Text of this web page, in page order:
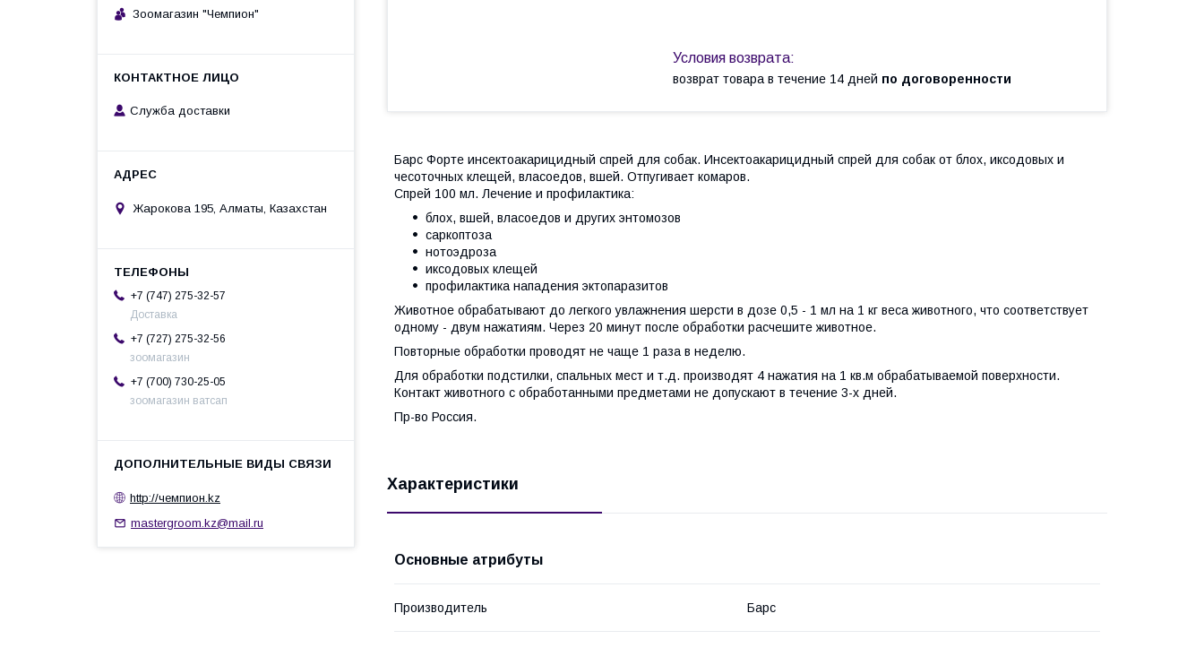
возврат товара в течение 14 дней по договоренности
Барс Форте инсектоакарицидный спрей для собак. Инсектоакарицидный спрей для собак от блох, иксодовых и
чесоточных клещей, власоедов, вшей. Отпугивает комаров.
Спрей 100 мл. Лечение и профилактика:
блох, вшей, власоедов и других энтомозов
саркоптоза
нотоэдроза
иксодовых клещей
профилактика нападения эктопаразитов
Животное обрабатывают до легкого увлажнения шерсти в дозе 0,5 - 1 мл на 1 кг веса животного, что соответствует
одному - двум нажатиям. Через 20 минут после обработки расчешите животное.
Повторные обработки проводят не чаще 1 раза в неделю.
Для обработки подстилки, спальных мест и т.д. производят 4 нажатия на 1 кв.м обрабатываемой поверхности.
Контакт животного с обработанными предметами не допускают в течение 3-х дней.
Пр-во Россия.
Характеристики
Основные атрибуты
Производитель Барс
Зоомагазин "Чемпион"
Служба доставки
Жарокова 195, Алматы, Казахстан
+7 (747) 275-32-57
Доставка
+7 (727) 275-32-56
зоомагазин
+7 (700) 730-25-05
зоомагазин ватсап
http://чемпион.kz
mastergroom.kz@mail.ru